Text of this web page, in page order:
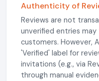
Authenticity of
Reviews are not
unverified entries
customers. However,
'Verified' label for
invitations (e.g., via
through manual